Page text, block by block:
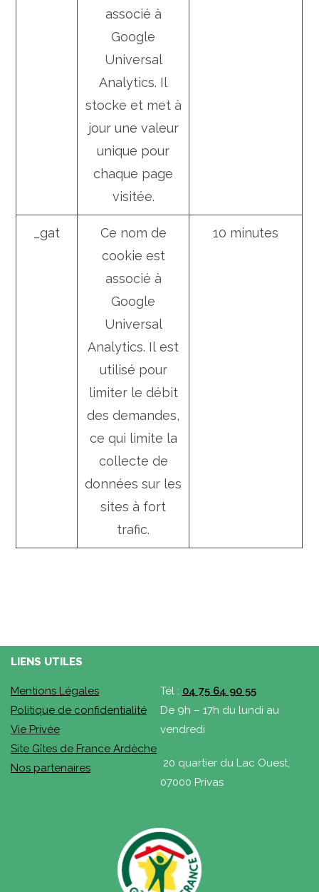
associé à
Google
Universal
Analytics. Il
stocke et met à
jour une valeur
unique pour
chaque page
visitée.
_gat
Ce nom de
cookie est
associé à
Google
Universal
Analytics. Il est
utilisé pour
limiter le débit
des demandes,
ce qui limite la
collecte de
données sur les
sites à fort
trafic.
10 minutes
LIENS UTILES
Mentions Légales
Politique de confidentialité
Vie Privée
Site Gîtes de France Ardèche
Nos partenaires
Tél : 04 75 64 90 55
De 9h – 17h du lundi au
vendredi
20 quartier du Lac Ouest,
07000 Privas